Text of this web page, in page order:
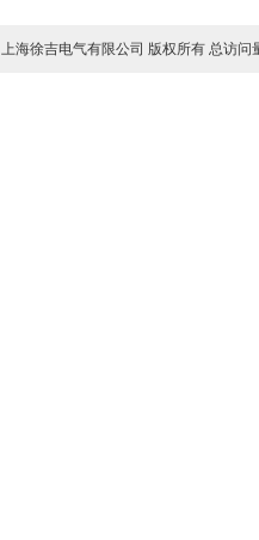
上海徐吉电气有限公司 版权所有 总访问